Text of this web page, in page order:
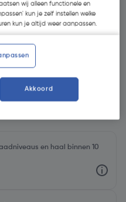
en haal binnen 10
wij alleen functionele en
kun je zelf instellen welke
kun je altijd weer aanpassen.
Akkoord